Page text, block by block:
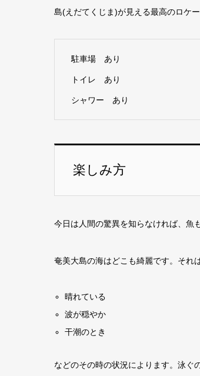
島(えだてくじま)が見える最高のロケ
駐車場 あり
トイレ あり
シャワー あり
楽しみ方
今日は人間の驚異を知らなければ、魚
奄美大島の海はどこも綺麗です。それ
晴れている
波が穏やか
干潮のとき
などのその時の状況によります。泳ぐ